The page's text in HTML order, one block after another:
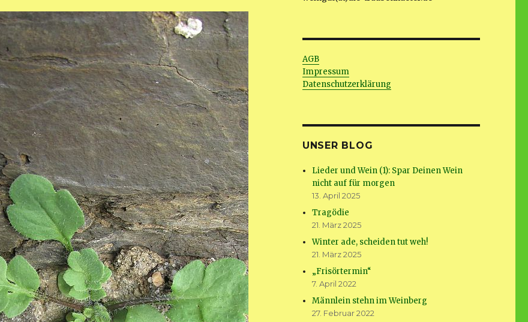
AGB
Impressum
Datenschutzerklärung
UNSER BLOG
Lieder und Wein (1): Spar Deinen Wein
nicht auf für morgen
13. April 2025
Tragödie
21. März 2025
Winter ade, scheiden tut weh!
21. März 2025
„Frisörtermin“
7. April 2022
Männlein stehn im Weinberg
27. Februar 2022